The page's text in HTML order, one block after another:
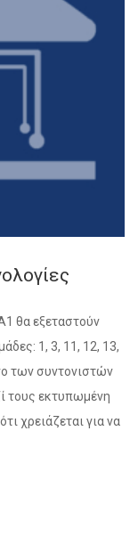
θα εξεταστούν
1, 3, 11, 12, 13,
των συντονιστών
τους εκτυπωμένη
χρειάζεται για να